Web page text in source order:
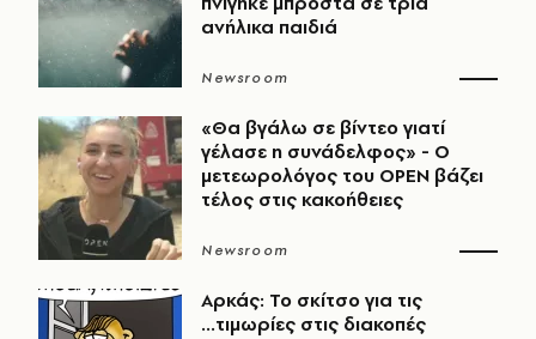
ανήλικα παιδιά
Newsroom
«Θα βγάλω σε βίντεο γιατί
γέλασε η συνάδελφος» - Ο
μετεωρολόγος του OPEN βάζει
τέλος στις κακοήθειες
Newsroom
Αρκάς: Το σκίτσο για τις
...τιμωρίες στις διακοπές